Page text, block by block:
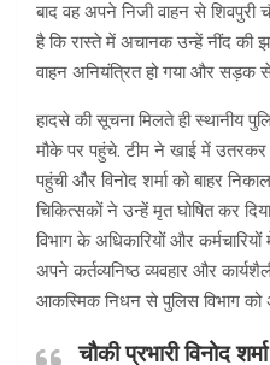
बाद वह अपने निजी वाहन से शिवपुरी
है कि रास्ते में अचानक उन्हें नींद
वाहन अनियंत्रित हो गया और सड़क से
हादसे की सूचना मिलते ही स्थानीय
मौके पर पहुंचे. टीम ने खाई में
पहुंची और विनोद शर्मा को बाहर
चिकित्सकों ने उन्हें मृत घोषित कर
विभाग के अधिकारियों और
अपने कर्तव्यनिष्ठ व्यवहार और
आकस्मिक निधन से पुलिस विभाग को
चौकी प्रभारी विनोद